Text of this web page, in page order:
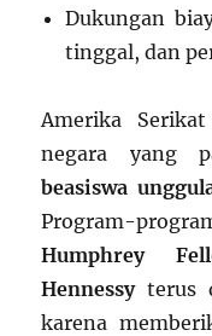
Dukungan
tinggal, dan
Amerika
negara yang
beasiswa
Program-
Humphrey
Hennessyterus
karena